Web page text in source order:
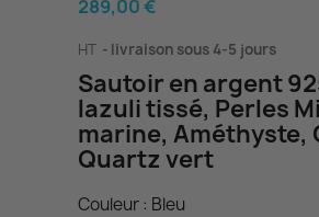
289,00 €
HT livraison sous 4-5 jours
Sautoir en argent
lazuli tissé, Perles
marine, Améthyste,
Quartz vert
Couleur : Bleu